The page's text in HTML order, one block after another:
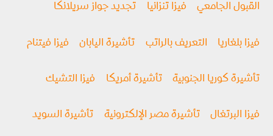
القبول الجامعي فيزا تنزانيا تجديد جواز سريلانكا
فيزا بلغاريا التعريف بالراتب تأشيرة اليابان فيزا فيتنام
تأشيرة كوريا الجنوبية تأشيرة أمريكا فيزا التشيك
فيزا البرتغال تأشيرة مصر الإلكترونية تأشيرة السويد